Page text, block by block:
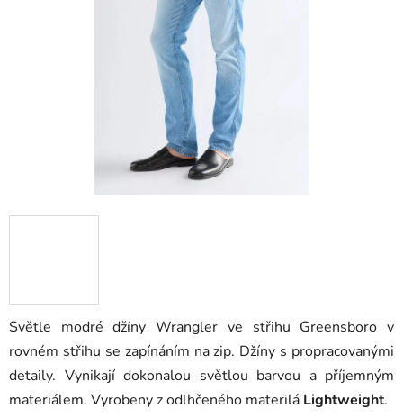
Světle modré džíny Wrangler ve střihu Greensboro v
rovném střihu se zapínáním na zip. Džíny s propracovanými
detaily. Vynikají dokonalou světlou barvou a příjemným
materiálem. Vyrobeny z odlhčeného materilá Lightweight.